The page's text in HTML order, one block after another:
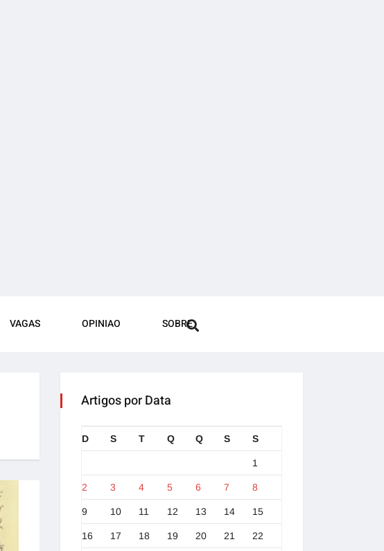
VAGAS OPINIAO SOBRE
Artigos por Data
D S T Q Q S S
1
2 3 4 5 6 7 8
9 10 11 12 13 14 15
16 17 18 19 20 21 22